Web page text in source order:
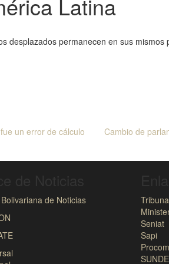
Latina
desplazados permanecen en sus
un error de cálculo Cambio de
de Noticias
Seniat
Sapi
SUNDE